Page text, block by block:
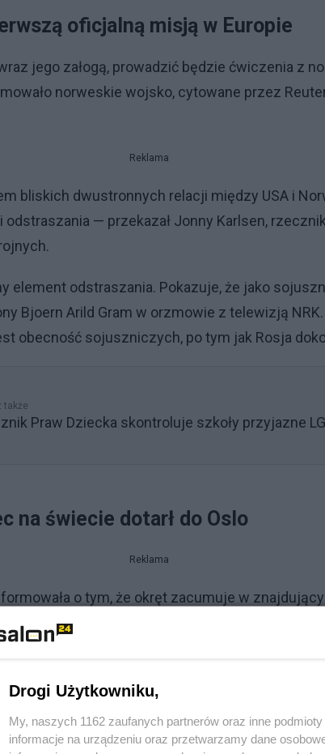
oficjalną misją w Europie
jego załogą, prowadzić będzie ćwiczenia z
norweskie wojsko, cytowane przez
Reklama
bliskich dwustronnych relacji między USA i
— przekazał Jonny Karlsen,
element odstraszania. Pokazuje, że jako
Bjoern Arild Gram w orzmowie z telewizją NRK.
obecność sojuszniczych, po tym jak Rosja
także
Praw Dziecka skontroluje szkoły przyjazne
na świecie dotarł do Oslo
Reklama
o tym, że okręt zacumuje w
USS Gerald R. Ford, przypłynie jutro do
współpracę i relacje z naszym
armii na Twitterze.
Drogi Użytkowniku,
My, naszych 1162 zaufanych partnerów oraz inne
informacje na urządzeniu oraz przetwarzamy dane